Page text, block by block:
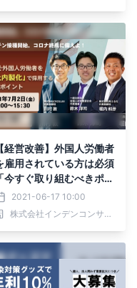
【経営改善】外国人労働者
雇用されている方は必須
「今すぐ取り組むべきポイ
ト4つ」解説します
2021-06-17 10:00
株式会社インデンコンサルティング